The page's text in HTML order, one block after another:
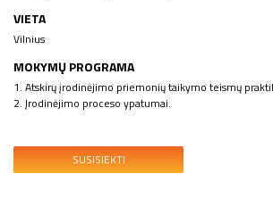
VIETA
Vilnius
MOKYMŲ PROGRAMA
1. Atskirų įrodinėjimo priemonių taikymo teismų
2. Įrodinėjimo proceso ypatumai.
SUSISIEKTI